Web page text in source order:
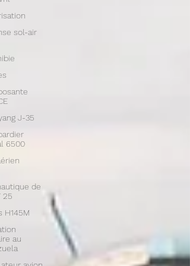
sol-air
J-35
6500
de
25
H145M
au